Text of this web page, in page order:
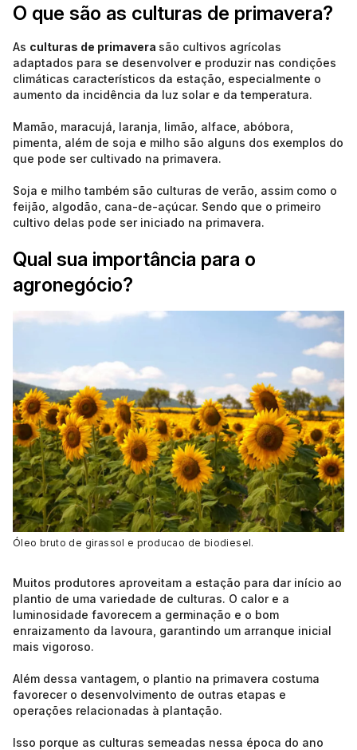
O que são as culturas de primavera?
As culturas de primavera são cultivos agrícolas
adaptados para se desenvolver e produzir nas condições
climáticas característicos da estação, especialmente o
aumento da incidência da luz solar e da temperatura.
Mamão, maracujá, laranja, limão, alface, abóbora,
pimenta, além de soja e milho são alguns dos exemplos do
que pode ser cultivado na primavera.
Soja e milho também são culturas de verão, assim como o
feijão, algodão, cana-de-açúcar. Sendo que o primeiro
cultivo delas pode ser iniciado na primavera.
Qual sua importância para o
agronegócio?
Óleo bruto de girassol e producao de biodiesel.
Muitos produtores aproveitam a estação para dar início ao
plantio de uma variedade de culturas. O calor e a
luminosidade favorecem a germinação e o bom
enraizamento da lavoura, garantindo um arranque inicial
mais vigoroso.
Além dessa vantagem, o plantio na primavera costuma
favorecer o desenvolvimento de outras etapas e
operações relacionadas à plantação.
Isso porque as culturas semeadas nessa época do ano